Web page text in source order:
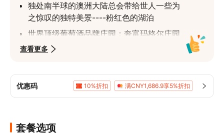
独处南半球的澳洲大陆总会带给世人一些为
之惊叹的独特美景----粉红色的湖泊
世界顶级葡萄酒品牌庄园：奔富玛格尔庄园
Penfolds Magill打卡留念
光，了解港口的历史和发展
中文服务，沟通无障碍
查看更多
优惠码 10%折扣 满CNY1,686.9享5%折扣
套餐选项